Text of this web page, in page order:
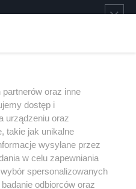
oraz inne
dostęp i
urządzeniu oraz
takie jak unikalne
wysyłane przez
w celu zapewniania
spersonalizowanych
odbiorców oraz